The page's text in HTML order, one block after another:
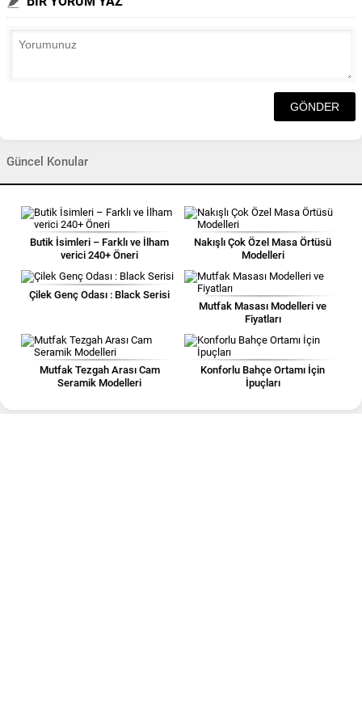
Güncel Konular
Butik İsimleri – Farklı ve İlham
verici 240+ Öneri
Nakışlı Çok Özel Masa Örtüsü
Modelleri
Çilek Genç Odası : Black Serisi
Mutfak Masası Modelleri ve
Fiyatları
Mutfak Tezgah Arası Cam
Seramik Modelleri
Konforlu Bahçe Ortamı İçin
İpuçları